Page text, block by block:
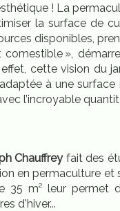
! La
la surface de
disponibles,
»,
cette vision du
à une
l’incroyable
Chauffrey fait des
en permaculture
m² leur permet
d'hiver...